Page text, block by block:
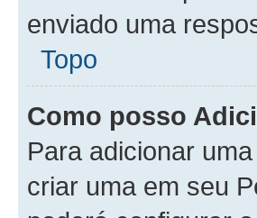
enviado uma
Topo
Como posso
Para adicionar
criar uma em seu